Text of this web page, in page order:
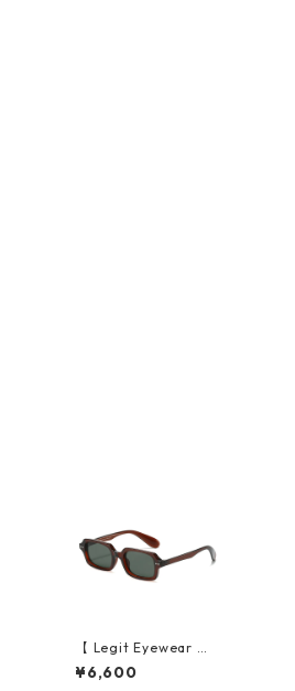
【 Legit Eyewear 】S
unglasses Horikawa
(Clear Brown/Green)
¥6,600